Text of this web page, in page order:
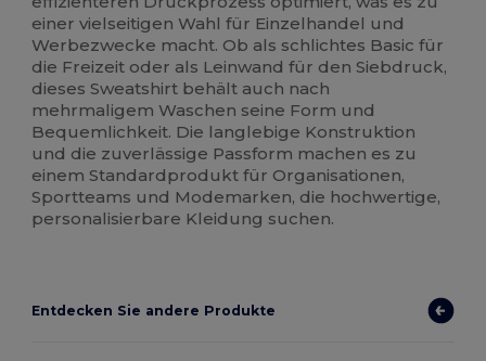
einer vielseitigen Wahl für Einzelhandel und
Werbezwecke macht. Ob als schlichtes Basic für
die Freizeit oder als Leinwand für den Siebdruck,
dieses Sweatshirt behält auch nach
mehrmaligem Waschen seine Form und
Bequemlichkeit. Die langlebige Konstruktion
und die zuverlässige Passform machen es zu
einem Standardprodukt für Organisationen,
Sportteams und Modemarken, die hochwertige,
personalisierbare Kleidung suchen.
Entdecken Sie andere Produkte